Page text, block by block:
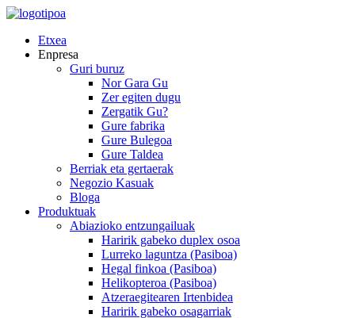
Etxea
Enpresa
Guri buruz
Nor Gara Gu
Zer egiten dugu
Zergatik Gu?
Gure fabrika
Gure Bulegoa
Gure Taldea
Berriak eta gertaerak
Negozio Kasuak
Bloga
Produktuak
Abiazioko entzungailuak
Haririk gabeko duplex osoa
Lurreko laguntza (Pasiboa)
Hegal finkoa (Pasiboa)
Helikopteroa (Pasiboa)
Atzeraegitearen Irtenbidea
Haririk gabeko osagarriak